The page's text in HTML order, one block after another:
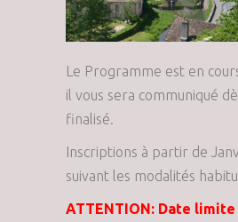
Le Programme est en
il vous sera communiqué
finalisé.
Inscriptions à partir de
suivant les modalités
ATTENTION: Date